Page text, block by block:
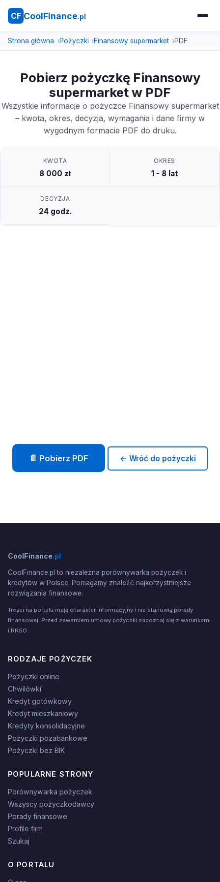
CF CoolFinance.pl
Strona główna Pożyczki Finansowy supermarket PDF
Pobierz pożyczkę Finansowy
supermarket w PDF
Wszystkie informacje o pożyczce Finansowy supermarket
– kwota, okres, decyzja, wymagania i dane firmy w
wygodnym formacie PDF do druku.
KWOTA
8 000 zł
OKRES
1 - 8 lat
DECYZJA
24 godz.
📄 Pobierz PDF ← Wróć do pożyczki
CoolFinance.pl
CoolFinance.pl to niezależna porównywarka pożyczek i
kredytów w Polsce. Pomagamy znaleźć najkorzystniejsze
rozwiązania finansowe.
Treści na portalu mają charakter informacyjny i nie stanowią porady
finansowej. Przed zawarciem umowy pożyczki zapoznaj się z warunkami
i RRSO.
RODZAJE POŻYCZEK
Pożyczki online
Chwilówki
Kredyt gotówkowy
Kredyt mieszkaniowy
Kredyty konsolidacyjne
Pożyczki pozabankowe
Pożyczki bez BIK
POPULARNE STRONY
Porównywarka pożyczek
Wszyscy pożyczkodawcy
Porady finansowe
Profile firm
Szukaj
O PORTALU